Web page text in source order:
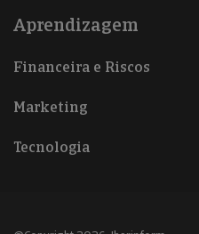
Aprendizagem
Financeira e Riscos
Marketing
Tecnologia